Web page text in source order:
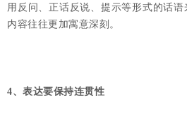
用反问、正话反说、提示等形式的话
内容往往更加寓意深刻。
4、表达要保持连贯性